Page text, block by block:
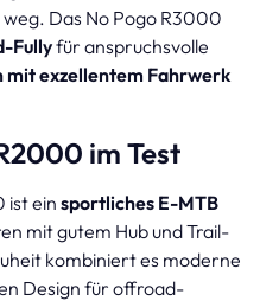
Das No Pogo R3000
Fullyfür anspruchsvolle
exzellentem Fahrwerk
im Test
ist ein sportliches E-MTB
mit gutem Hub und Trail-
kombiniert es moderne
Design für offroad-